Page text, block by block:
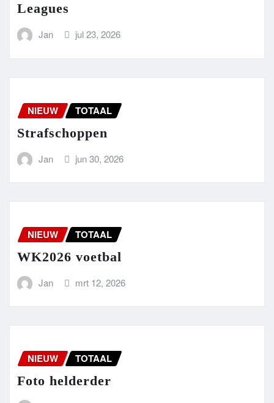
Leagues
Jan jul 23, 2026
NIEUW TOTAAL
Strafschoppen
Jan jun 30, 2026
NIEUW TOTAAL
WK2026 voetbal
Jan mrt 12, 2026
NIEUW TOTAAL
Foto helderder